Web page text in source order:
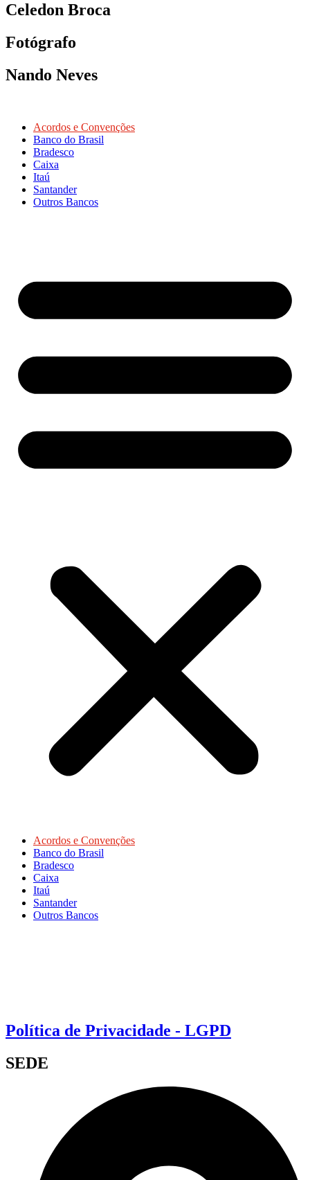
Celedon Broca
Fotógrafo
Nando Neves
Acordos e Convenções
Banco do Brasil
Bradesco
Caixa
Itaú
Santander
Outros Bancos
Acordos e Convenções
Banco do Brasil
Bradesco
Caixa
Itaú
Santander
Outros Bancos
Política de Privacidade - LGPD
SEDE